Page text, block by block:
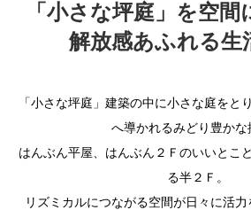
「小さな坪庭」を空間
解放感あふれる生
「小さな坪庭」建築の中に小さな庭をと
へ導かれるみどり豊かな
はんぶん平屋、はんぶん２Ｆのいいとこ
る半２Ｆ。
リズミカルにつながる空間が日々に活力